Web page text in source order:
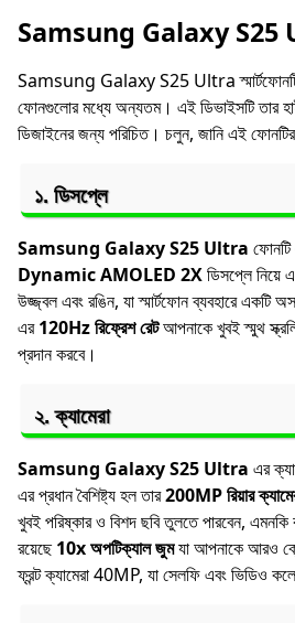
Samsung Galaxy S25
Samsung Galaxy S25 Ultra স্মার্টফোনটি
ফোনগুলোর মধ্যে অন্যতম। এই ডিভাইসটি তার
ডিজাইনের জন্য পরিচিত। চলুন, জানি এই
১. ডিসপ্লে
Samsung Galaxy S25 Ultra ফোনটি
Dynamic AMOLED 2Xডিসপ্লে নিয়ে
উজ্জ্বল এবং রঙিন, যা স্মার্টফোন ব্যবহারে একটি
এর120Hz রিফ্রেশ রেটআপনাকে খুবই স্মুথ
প্রদান করবে।
২.ক্যামেরা
Samsung Galaxy S25 Ultra এর
এর প্রধান বৈশিষ্ট্য হল তার200MP রিয়ার
খুবই পরিষ্কার ও বিশদ ছবি তুলতে পারবেন,
রয়েছে10x অপটিক্যাল জুমযা আপনাকে আরও
ফ্রন্ট ক্যামেরা 40MP, যা সেলফি এবং ভিডিও